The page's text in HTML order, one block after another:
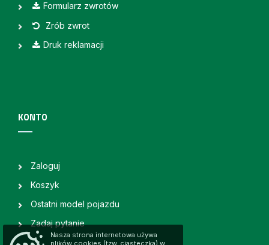
Formularz zwrotów
Zrób zwrot
Druk reklamacji
KONTO
Zaloguj
Koszyk
Ostatni model pojazdu
Zadaj pytanie
Nasza strona internetowa używa
plików cookies (tzw. ciasteczka) w